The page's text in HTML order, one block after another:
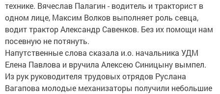
технике. Вячеслав Палагин - водитель и тракторист в
одном лице, Максим Волков выполняет роль севца,
водит трактор Александр Савенков. Без их помощи нам
посевную не потянуть.
Напутственные слова сказала и.о. начальника УДМ
Елена Павлова и вручила Алексею Синицыну вымпел.
Из рук руководителя трудовых отрядов Руслана
Вагапова молодые механизаторы получили небольшие